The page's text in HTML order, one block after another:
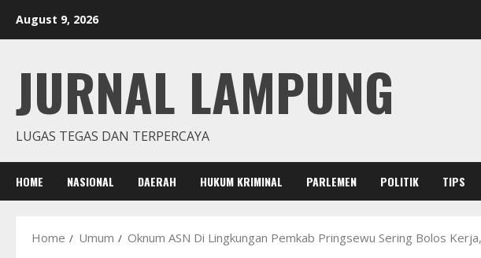
August 9, 2026
JURNAL LAMPUNG
LUGAS TEGAS DAN TERPERCAYA
HOME NASIONAL DAERAH HUKUM KRIMINAL PARLEMEN POLITIK TIPS
Home Umum Oknum ASN Di Lingkungan Pemkab Pringsewu Sering Bolos